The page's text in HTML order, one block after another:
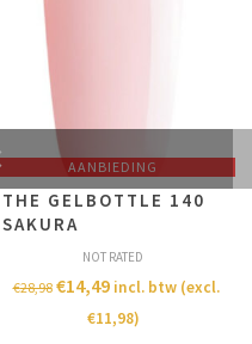
AANBIEDING
THE GELBOTTLE 140
SAKURA
NOT RATED
€28,98 €14,49 incl. btw (excl.
€11,98)